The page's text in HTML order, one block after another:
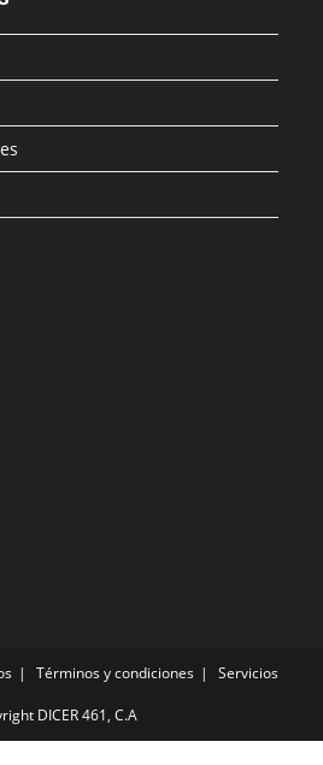
Términos y condiciones Servicios
DICER 461, C.A